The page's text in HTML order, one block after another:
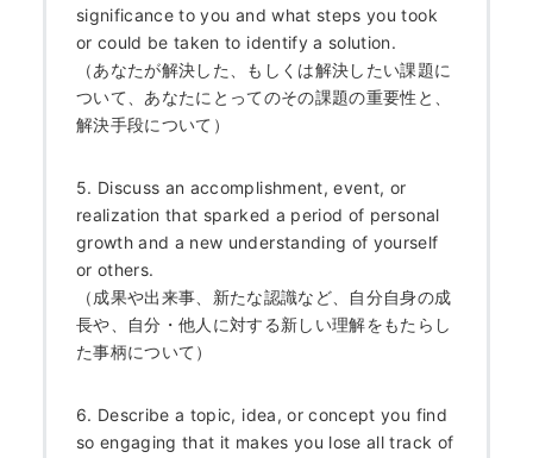
significance to you and what steps you took
or could be taken to identify a solution.
（あなたが解決した、もしくは解決したい課題に
ついて、あなたにとってのその課題の重要性と、
解決手段について）
5. Discuss an accomplishment, event, or
realization that sparked a period of personal
growth and a new understanding of yourself
or others.
（成果や出来事、新たな認識など、自分自身の成
長や、自分・他人に対する新しい理解をもたらし
た事柄について）
6. Describe a topic, idea, or concept you find
so engaging that it makes you lose all track of